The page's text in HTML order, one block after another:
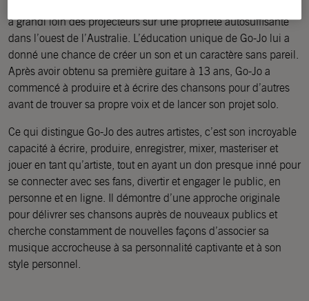
a grandi loin des projecteurs sur une propriété autosuffisante
dans l’ouest de l’Australie. L’éducation unique de Go-Jo lui a
donné une chance de créer un son et un caractère sans pareil.
Après avoir obtenu sa première guitare à 13 ans, Go-Jo a
commencé à produire et à écrire des chansons pour d’autres
avant de trouver sa propre voix et de lancer son projet solo.
Ce qui distingue Go-Jo des autres artistes, c’est son incroyable
capacité à écrire, produire, enregistrer, mixer, masteriser et
jouer en tant qu’artiste, tout en ayant un don presque inné pour
se connecter avec ses fans, divertir et engager le public, en
personne et en ligne. Il démontre d’une approche originale
pour délivrer ses chansons auprès de nouveaux publics et
cherche constamment de nouvelles façons d’associer sa
musique accrocheuse à sa personnalité captivante et à son
style personnel.